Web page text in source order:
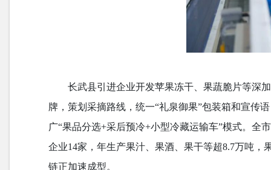
长武县引进企业开发苹果冻干、果蔬脆片等深
牌，策划采摘路线，统一“礼泉御果”包装箱和宣传
广“果品分选+采后预冷+小型冷藏运输车”模式。全
企业14家，年生产果汁、果酒、果干等超8.7万吨
链正加速成型。